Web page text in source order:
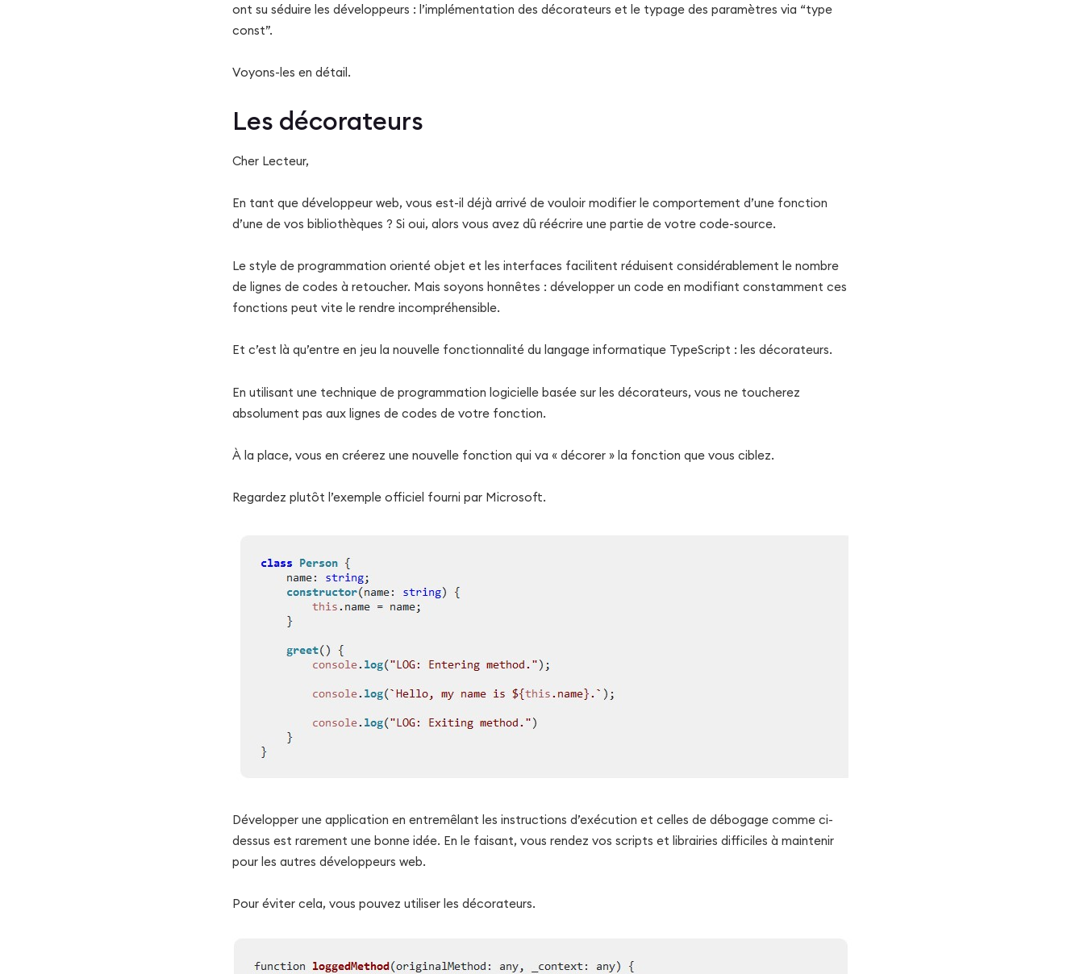
ont su séduire les développeurs : l’implémentation des décorateurs et le typage des paramètres via “type
const”.
Voyons-les en détail.
Les décorateurs
Cher Lecteur,
En tant que développeur web, vous est-il déjà arrivé de vouloir modifier le comportement d’une fonction
d’une de vos bibliothèques ? Si oui, alors vous avez dû réécrire une partie de votre code-source.
Le style de programmation orienté objet et les interfaces facilitent réduisent considérablement le nombre
de lignes de codes à retoucher. Mais soyons honnêtes : développer un code en modifiant constamment ces
fonctions peut vite le rendre incompréhensible.
Et c’est là qu’entre en jeu la nouvelle fonctionnalité du langage informatique TypeScript : les décorateurs.
En utilisant une technique de programmation logicielle basée sur les décorateurs, vous ne toucherez
absolument pas aux lignes de codes de votre fonction.
À la place, vous en créerez une nouvelle fonction qui va « décorer » la fonction que vous ciblez.
Regardez plutôt l’exemple officiel fourni par Microsoft.
Développer une application en entremêlant les instructions d’exécution et celles de débogage comme ci-
dessus est rarement une bonne idée. En le faisant, vous rendez vos scripts et librairies difficiles à maintenir
pour les autres développeurs web.
Pour éviter cela, vous pouvez utiliser les décorateurs.